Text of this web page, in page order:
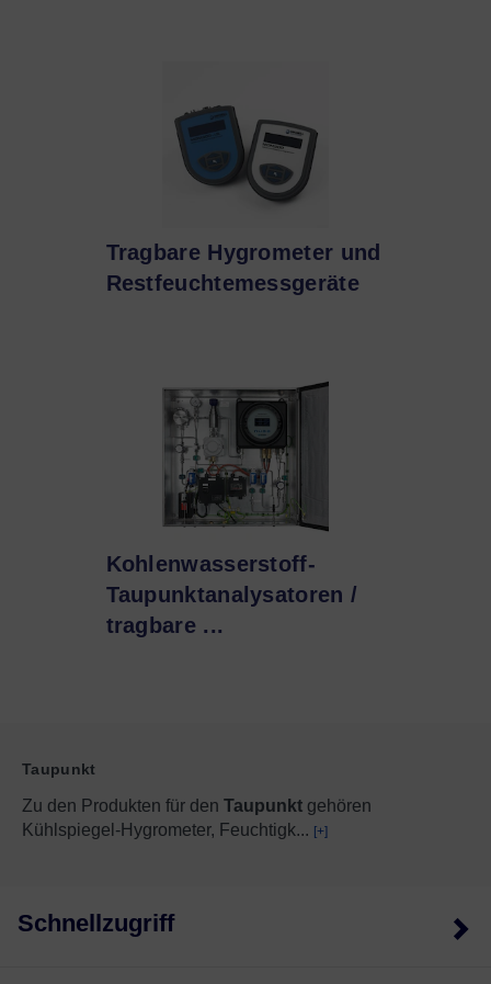
Tragbare Hygrometer und
Restfeuchtemessgeräte
Kohlenwasserstoff-
Taupunktanalysatoren /
tragbare ...
Taupunkt
Zu den Produkten für den Taupunkt gehören
Kühlspiegel-Hygrometer, Feuchtigk... [+]
Schnellzugriff